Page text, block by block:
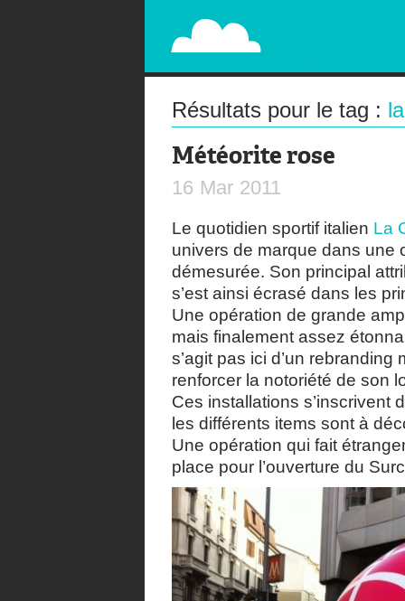
PAPERPLANE
STREET, AMBIENT, GUÉRILLA MARKETING
Résultats pour le tag :
Météorite rose
16 Mar 2011
Le quotidien sportif italien La
univers de marque dans une
démesurée. Son principal
s’est ainsi écrasé dans les
Une opération de grande
mais finalement assez
s’agit pas ici d’un
renforcer la notoriété de son
Ces installations s’inscrivent
les différents items sont à
Une opération qui fait
place pour l’ouverture du